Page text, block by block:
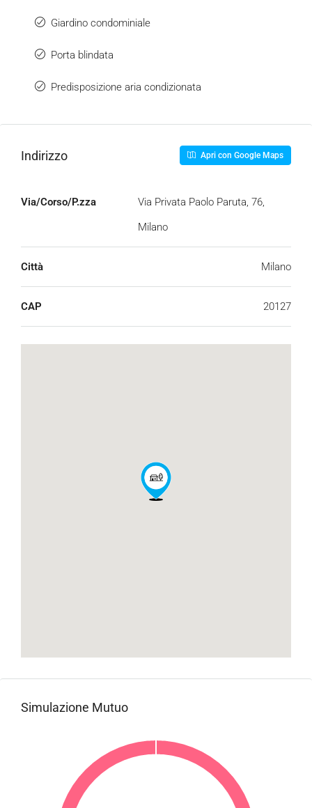
Giardino condominiale
Porta blindata
Predisposizione aria condizionata
Indirizzo Apri con Google Maps
Via/Corso/P.zza
Via Privata Paolo Paruta, 76,
Milano
Città Milano
CAP 20127
Simulazione Mutuo